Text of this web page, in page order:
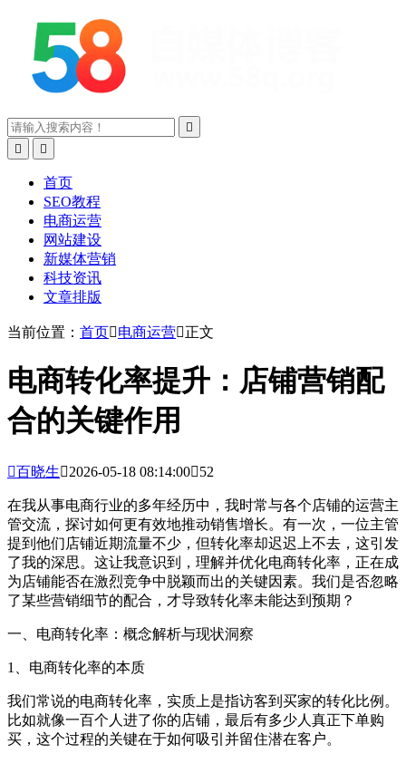



首页
SEO教程
电商运营
网站建设
新媒体营销
科技资讯
文章排版
当前位置： 首页电商运营正文
电商转化率提升：店铺营销配
合的关键作用
百晓生2026-05-18 08:14:0052
在我从事电商行业的多年经历中，我时常与各个店铺的运营主
管交流，探讨如何更有效地推动销售增长。有一次，一位主管
提到他们店铺近期流量不少，但转化率却迟迟上不去，这引发
了我的深思。这让我意识到，理解并优化电商转化率，正在成
为店铺能否在激烈竞争中脱颖而出的关键因素。我们是否忽略
了某些营销细节的配合，才导致转化率未能达到预期？
一、电商转化率：概念解析与现状洞察
1、电商转化率的本质
我们常说的电商转化率，实质上是指访客到买家的转化比例。
比如就像一百个人进了你的店铺，最后有多少人真正下单购
买，这个过程的关键在于如何吸引并留住潜在客户。